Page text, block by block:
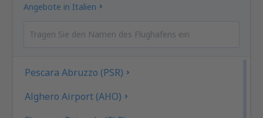
Angebote in Italien
Pescara Abruzzo (PSR)
Alghero Airport (AHO)